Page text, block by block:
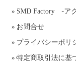
SMD Factory -ア
お問合せ
プライバシーポリ
特定商取引法に基